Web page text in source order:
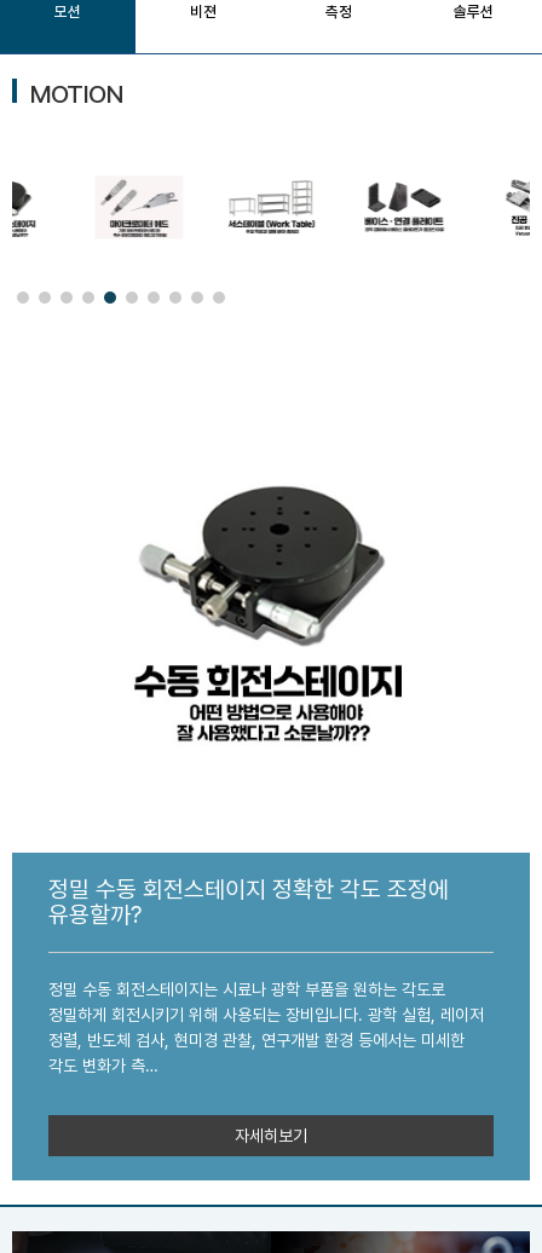
모션 비젼 측정 솔루션
MOTION
정밀 수동 회전스테이지 정확한 각도 조정에
유용할까?
정밀 수동 회전스테이지는 시료나 광학 부품을 원하는 각도로
정밀하게 회전시키기 위해 사용되는 장비입니다. 광학 실험, 레이저
정렬, 반도체 검사, 현미경 관찰, 연구개발 환경 등에서는 미세한
각도 변화가 측…
자세히보기